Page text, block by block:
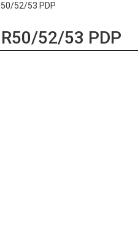
52/53 PDP
52/53 PDP